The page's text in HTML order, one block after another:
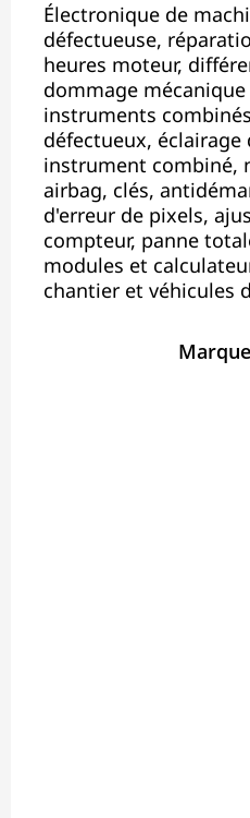
Électronique de
défectueuse,
heures moteur,
dommage
instruments
défectueux,
instrument combiné,
airbag, clés,
d'erreur de pixels,
compteur, panne
modules et
chantier et véhicules